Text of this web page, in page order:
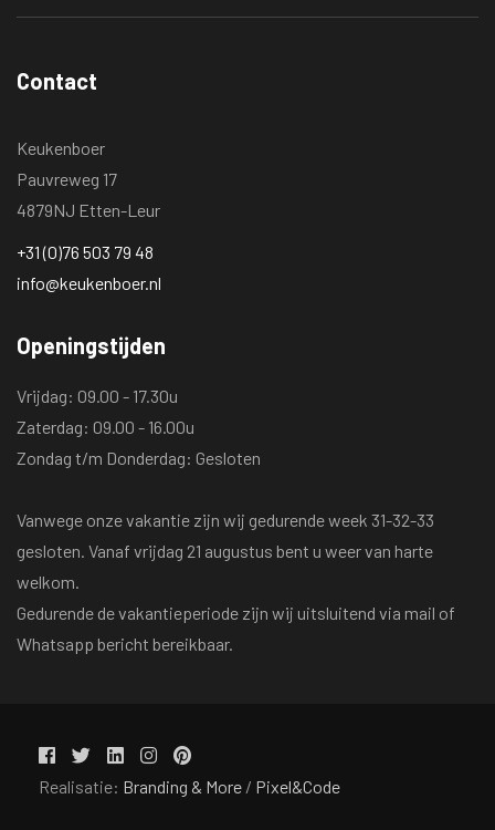
Contact
Keukenboer
Pauvreweg 17
4879NJ Etten-Leur
+31 (0)76 503 79 48
info@keukenboer.nl
Openingstijden
Vrijdag: 09.00 - 17.30u
Zaterdag: 09.00 - 16.00u
Zondag t/m Donderdag: Gesloten
Vanwege onze vakantie zijn wij gedurende week 31-32-33
gesloten. Vanaf vrijdag 21 augustus bent u weer van harte
welkom.
Gedurende de vakantieperiode zijn wij uitsluitend via mail of
Whatsapp bericht bereikbaar.
Realisatie: Branding & More / Pixel&Code